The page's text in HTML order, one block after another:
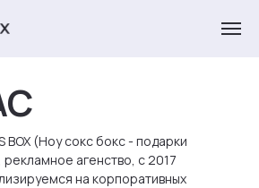
BOX (Ноу сокс бокс - подарки
агенство, с 2017
на корпоративных